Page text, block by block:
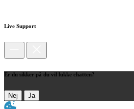
Live Support
Er du sikker på du vil lukke chatten?
Nej Ja